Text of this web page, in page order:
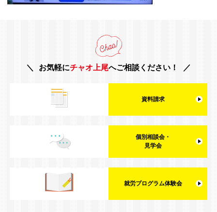
お気軽にチャオ上尾へご相談ください！
資料請求
個別相談会・
見学会
就労プログラム体験会